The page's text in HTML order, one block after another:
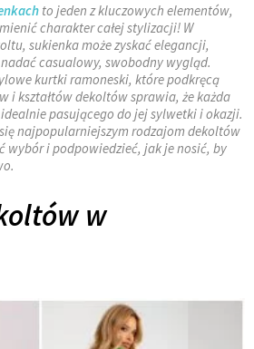
to jeden z kluczowych elementów,
charakter całej stylizacji! W
sukienka może zyskać elegancji,
casualowy, swobodny wygląd.
kurtki ramoneski, które podkręcą
i kształtów dekoltów sprawia, że każda
pasującego do jej sylwetki i okazji.
najpopularniejszym rodzajom dekoltów
wybór i podpowiedzieć, jak je nosić, by
w